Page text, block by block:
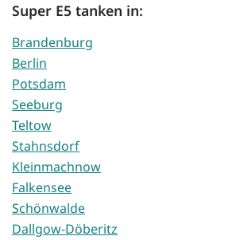
Super E5 tanken in:
Brandenburg
Berlin
Potsdam
Seeburg
Teltow
Stahnsdorf
Kleinmachnow
Falkensee
Schönwalde
Dallgow-Döberitz